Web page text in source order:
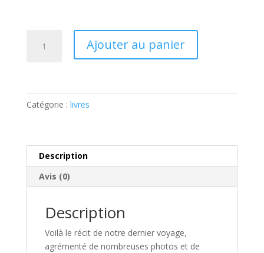
monde
à
l'Altiplano
Ajouter au panier
Catégorie : livres
Description
Avis (0)
Description
Voilà le récit de notre dernier voyage,
agrémenté de nombreuses photos et de